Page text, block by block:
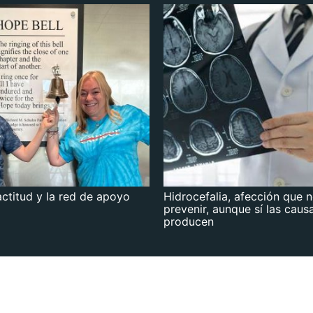
y la red de apoyo
Hidrocefalia, afección que
prevenir, aunque sí las
producen